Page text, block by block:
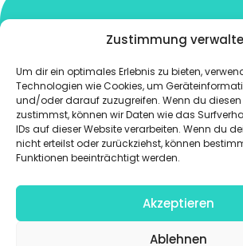
Zustimmung
Um dir ein optimales Erlebnis zu bieten,
Technologien wie Cookies, um
und/oder darauf zuzugreifen. Wenn du
zustimmst, können wir Daten wie das
IDs auf dieser Website verarbeiten. Wenn du
nicht erteilst oder zurückziehst, können
Funktionen beeinträchtigt werden.
Akzeptieren
Ablehnen
Get in
Logopädie Bischof
Jonny Labrada
Biebricher Straße 14
12053 Berlin
info@trans-voice-